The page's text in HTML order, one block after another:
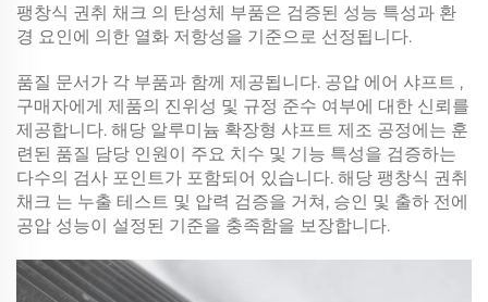
팽창식 권취 채크 의 탄성체 부품은 검증된 성능 특성과 환
경 요인에 의한 열화 저항성을 기준으로 선정됩니다.
품질 문서가 각 부품과 함께 제공됩니다. 공압 에어 샤프트 ,
구매자에게 제품의 진위성 및 규정 준수 여부에 대한 신뢰를
제공합니다. 해당 알루미늄 확장형 샤프트 제조 공정에는 훈
련된 품질 담당 인원이 주요 치수 및 기능 특성을 검증하는
다수의 검사 포인트가 포함되어 있습니다. 해당 팽창식 권취
채크 는 누출 테스트 및 압력 검증을 거쳐, 승인 및 출하 전에
공압 성능이 설정된 기준을 충족함을 보장합니다.